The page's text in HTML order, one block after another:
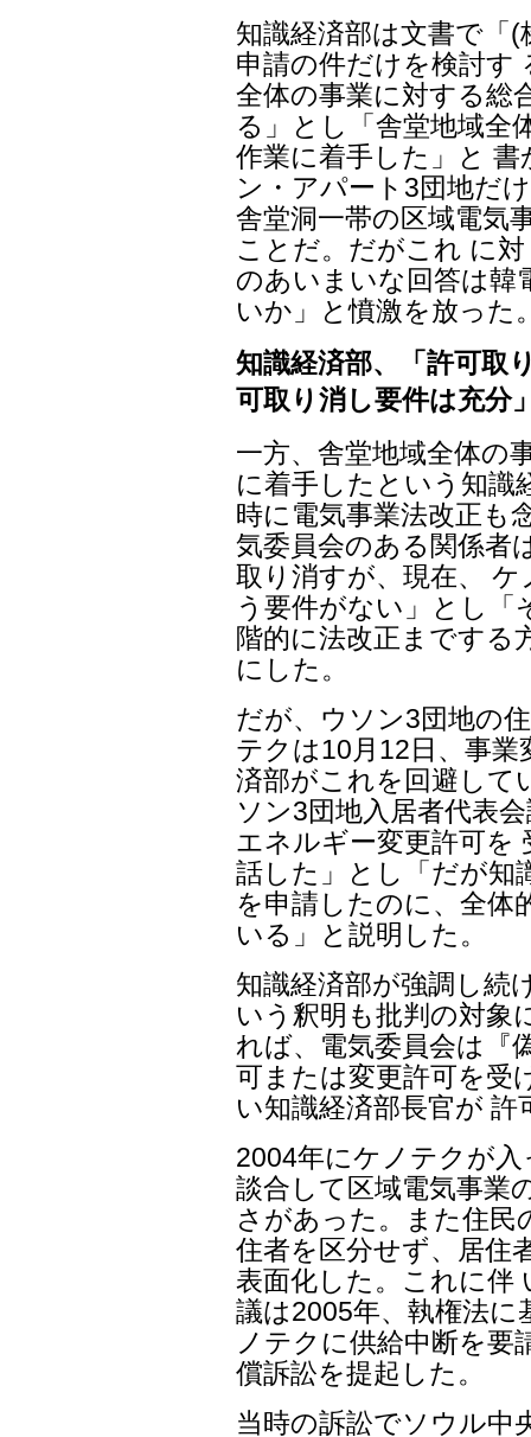
知識経済部は文書で「
申請の件だけを検討す
全体の事業に対する総
る」とし「舎堂地域全
作業に着手した」と
ン・アパート3団地だ
舎堂洞一帯の区域電気
ことだ。だがこれ に
のあいまいな回答は韓
いか」と憤激を放った
知識経済部、「許可取
可取り消し要件は充分
一方、舎堂地域全体の
に着手したという知識
時に電気事業法改正も
気委員会のある関係者
取り消すが、現在、
う要件がない」とし「
階的に法改正までする
にした。
だが、ウソン3団地の
テクは10月12日、事
済部がこれを回避して
ソン3団地入居者代表
エネルギー変更許可を
話した」とし「だが知
を申請したのに、全体
いる」と説明した。
知識経済部が強調し続
いう釈明も批判の対象
れば、電気委員会は『
可または変更許可を受
い知識経済部長官が
2004年にケノテクが
談合して区域電気事業
さがあった。また住民
住者を区分せず、居住
表面化した。これに伴
議は2005年、執権法
ノテクに供給中断を要
償訴訟を提起した。
当時の訴訟でソウル中